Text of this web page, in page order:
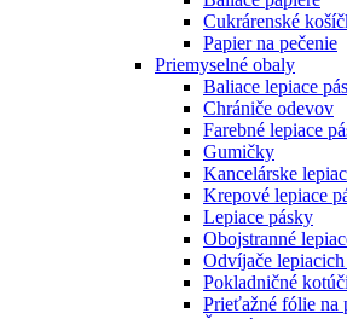
Cukrárenské
Papier na pečenie
Priemyselné obaly
Baliace lepiace
Chrániče odevov
Farebné lepiace
Gumičky
Kancelárske
Krepové lepiace
Lepiace pásky
Obojstranné
Odvíjače
Pokladničné
Prieťažné fólie na